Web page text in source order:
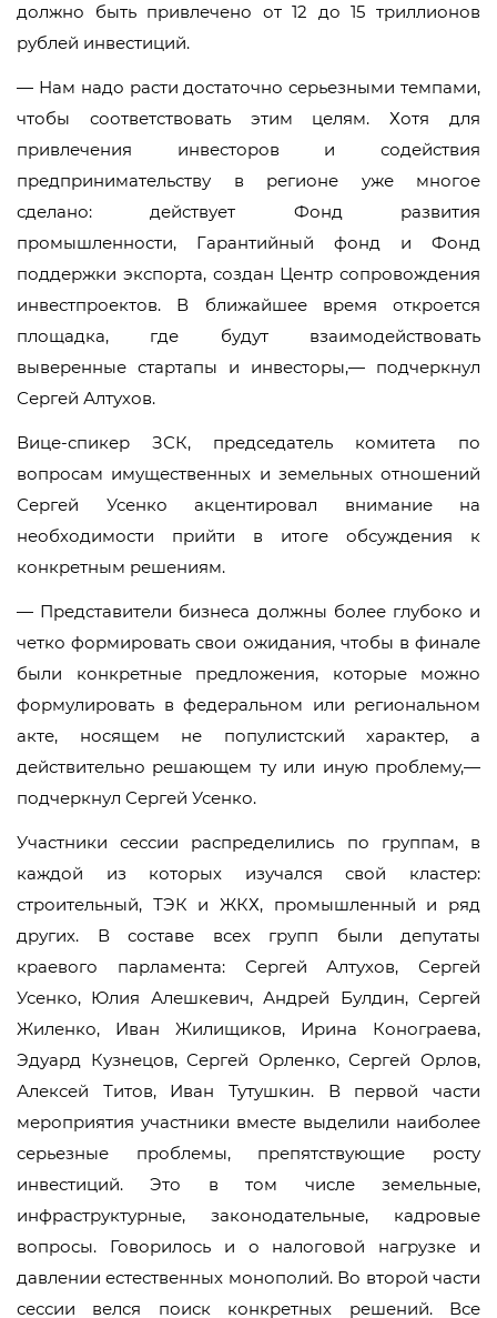
должно быть привлечено от 12 до 15 триллионов
рублей инвестиций.
— Нам надо расти достаточно серьезными темпами,
чтобы соответствовать этим целям. Хотя для
привлечения инвесторов и содействия
предпринимательству в регионе уже многое
сделано: действует Фонд развития
промышленности, Гарантийный фонд и Фонд
поддержки экспорта, создан Центр сопровождения
инвестпроектов. В ближайшее время откроется
площадка, где будут взаимодействовать
выверенные стартапы и инвесторы,— подчеркнул
Сергей Алтухов.
Вице-спикер ЗСК, председатель комитета по
вопросам имущественных и земельных отношений
Сергей Усенко акцентировал внимание на
необходимости прийти в итоге обсуждения к
конкретным решениям.
— Представители бизнеса должны более глубоко и
четко формировать свои ожидания, чтобы в финале
были конкретные предложения, которые можно
формулировать в федеральном или региональном
акте, носящем не популистский характер, а
действительно решающем ту или иную проблему,—
подчеркнул Сергей Усенко.
Участники сессии распределились по группам, в
каждой из которых изучался свой кластер:
строительный, ТЭК и ЖКХ, промышленный и ряд
других. В составе всех групп были депутаты
краевого парламента: Сергей Алтухов, Сергей
Усенко, Юлия Алешкевич, Андрей Булдин, Сергей
Жиленко, Иван Жилищиков, Ирина Конограева,
Эдуард Кузнецов, Сергей Орленко, Сергей Орлов,
Алексей Титов, Иван Тутушкин. В первой части
мероприятия участники вместе выделили наиболее
серьезные проблемы, препятствующие росту
инвестиций. Это в том числе земельные,
инфраструктурные, законодательные, кадровые
вопросы. Говорилось и о налоговой нагрузке и
давлении естественных монополий. Во второй части
сессии велся поиск конкретных решений. Все